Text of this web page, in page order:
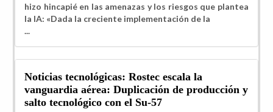
hizo hincapié en las amenazas y los riesgos que plantea
la IA: «Dada la creciente implementación de la
...
Noticias tecnológicas: Rostec escala la
vanguardia aérea: Duplicación de producción y
salto tecnológico con el Su-57